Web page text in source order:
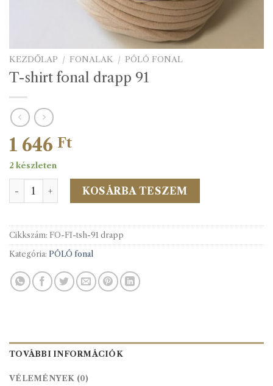
KEZDŐLAP / FONALAK / PÓLÓ FONAL
T-shirt fonal drapp 91
1 646 Ft
2 készleten
T-shirt fonal drapp 91 mennyiség
KOSÁRBA TESZEM
Cikkszám: FO-FI-tsh-91 drapp
Kategória: PÓLÓ fonal
TOVÁBBI INFORMÁCIÓK
VÉLEMÉNYEK (0)